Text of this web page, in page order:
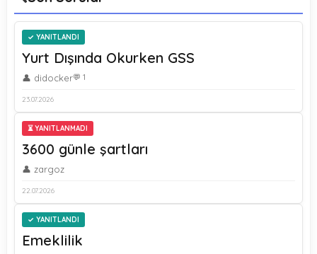
YANITLANDI
Yurt Dışında Okurken GSS
👤 didocker💬 1
23.07.2026
⏳ YANITLANMADI
3600 günle şartları
👤 zargoz
22.07.2026
YANITLANDI
Emeklilik